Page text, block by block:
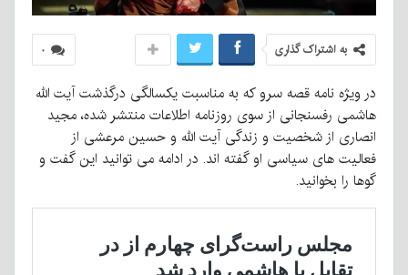
به اشتراک گذاری
در ویژه نامه قصه سرو که به مناسبت یکسالگی درگذشت آیت الله
هاشمی رفسنجانی از سوی روزنامه اطلاعات منتشر شده، مجید
انصاری از شخصیت و زندگی آیت الله و حسین مرعشی از
فعالیت های سیاسی او گفته اند. در ادامه می توانید این گفت و
گوها را بخوانید.